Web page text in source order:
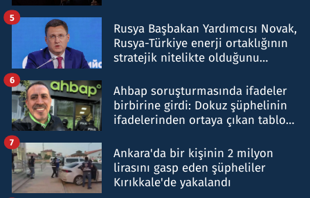
Rusya Başbakan Yardımcısı Novak,
Rusya-Türkiye enerji ortaklığının
stratejik nitelikte olduğunu
5
Ahbap soruşturmasında ifadeler
birbirine girdi: Dokuz şüphelinin
ifadelerinden ortaya çıkan tablo
6
Ankara'da bir kişinin 2 milyon
lirasını gasp eden şüpheliler
Kırıkkale'de yakalandı
7